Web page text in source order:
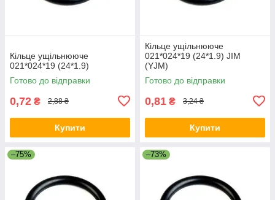
Кільце ущільнююче
021*024*19 (24*1.9)
Готово до відправки
0,72 ₴ 2,88 ₴
Купити
Кільце ущільнююче
021*024*19 (24*1.9) JIM
(YJM)
Готово до відправки
0,81 ₴ 3,24 ₴
Купити
–75% –73%